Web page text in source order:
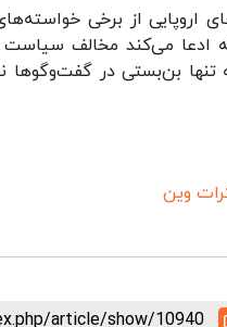
اروپایی از برخی
ادعا می‌کند مخالف
بن‌بستی در گفت‌وگوها
وین
article/show/10940